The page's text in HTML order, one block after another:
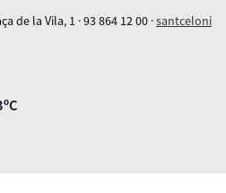
de la Vila, 1 · 93 864 12 00 ·santceloni